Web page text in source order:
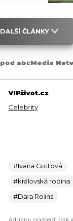
ČLÁNKY
abcMedia
VIPživot.cz
Celebrity
#Ivana Gottová
#královská rodina
#Dara Rolins
Adrianu podvedl, pak ji